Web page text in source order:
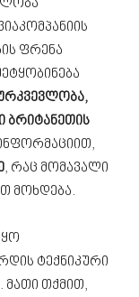
ფრენა
ბრიტანეთის
, რაც მომავალი
მოხდება.
ტექნიკური
მათი თქმით,